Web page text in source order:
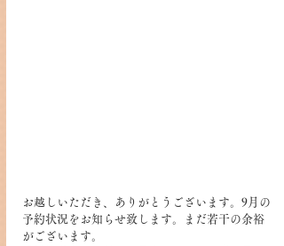
お越しいただき、ありがとうございます。9月の
予約状況をお知らせ致します。まだ若干の余裕
がございます。